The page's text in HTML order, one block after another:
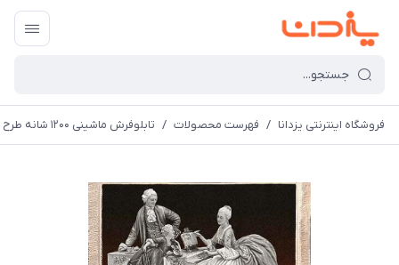
فروشگاه اینترنتی یزدانا / فهرست محصولات / تابلوفرش ماشینی 1200 شانه طرح تندیس پیانو نواز (3 سایز)